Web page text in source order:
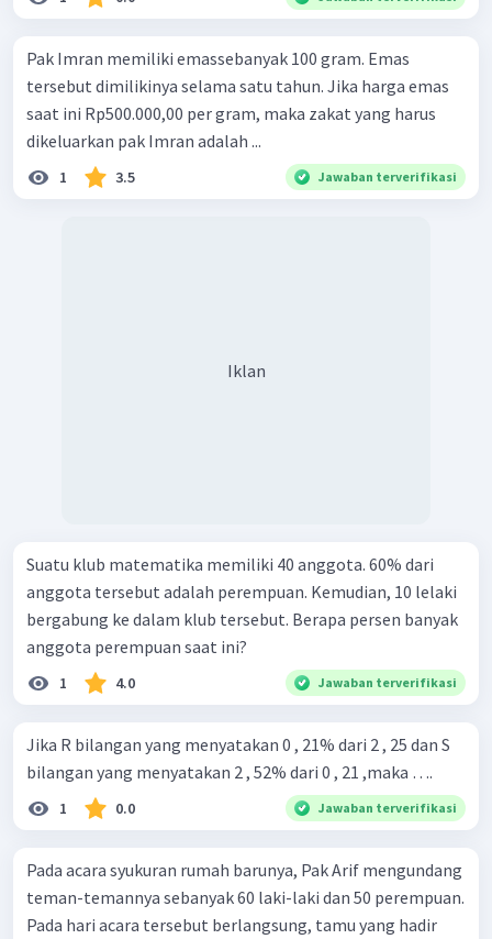
Pak Imran memiliki emassebanyak 100 gram. Emas
tersebut dimilikinya selama satu tahun. Jika harga emas
saat ini Rp500.000,00 per gram, maka zakat yang harus
dikeluarkan pak Imran adalah ...
1 3.5 Jawaban terverifikasi
Iklan
Suatu klub matematika memiliki 40 anggota. 60% dari
anggota tersebut adalah perempuan. Kemudian, 10 lelaki
bergabung ke dalam klub tersebut. Berapa persen banyak
anggota perempuan saat ini?
1 4.0 Jawaban terverifikasi
Jika R bilangan yang menyatakan 0 , 21% dari 2 , 25 dan S
bilangan yang menyatakan 2 , 52% dari 0 , 21 ,maka ….
1 0.0 Jawaban terverifikasi
Pada acara syukuran rumah barunya, Pak Arif mengundang
teman-temannya sebanyak 60 laki-laki dan 50 perempuan.
Pada hari acara tersebut berlangsung, tamu yang hadir